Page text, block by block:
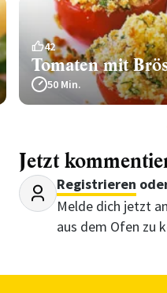
42
Tomaten mit
50 Min.
Jetzt
Registrieren
Melde dich jetzt
aus dem Ofen zu